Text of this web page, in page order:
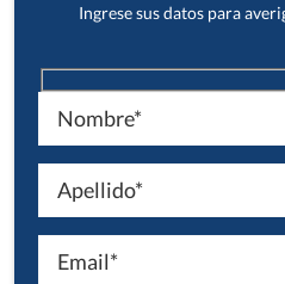
Ingrese sus datos para